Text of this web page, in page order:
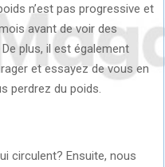
n’est pas progressive et
avant de voir des
plus, il est également
et essayez de vous en
perdrez du poids.
circulent? Ensuite, nous